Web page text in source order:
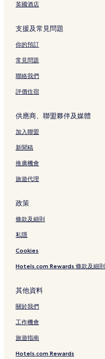
英國酒店
支援及常見問題
你的預訂
常見問題
聯絡我們
評價住宿
供應商、聯盟夥伴及媒體
加入聯盟
新聞稿
推廣機會
旅遊代理
政策
條款及細則
私隱
Cookies
Hotels.com Rewards 條款及細則
其他資料
關於我們
工作機會
旅遊指南
Hotels.com Rewards